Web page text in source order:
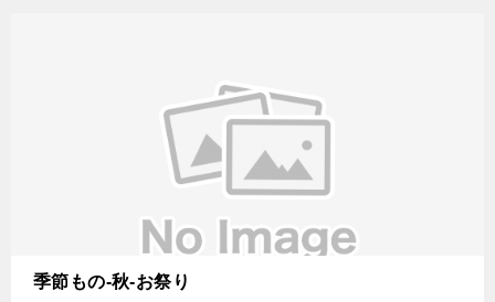
季節もの-秋-お祭り